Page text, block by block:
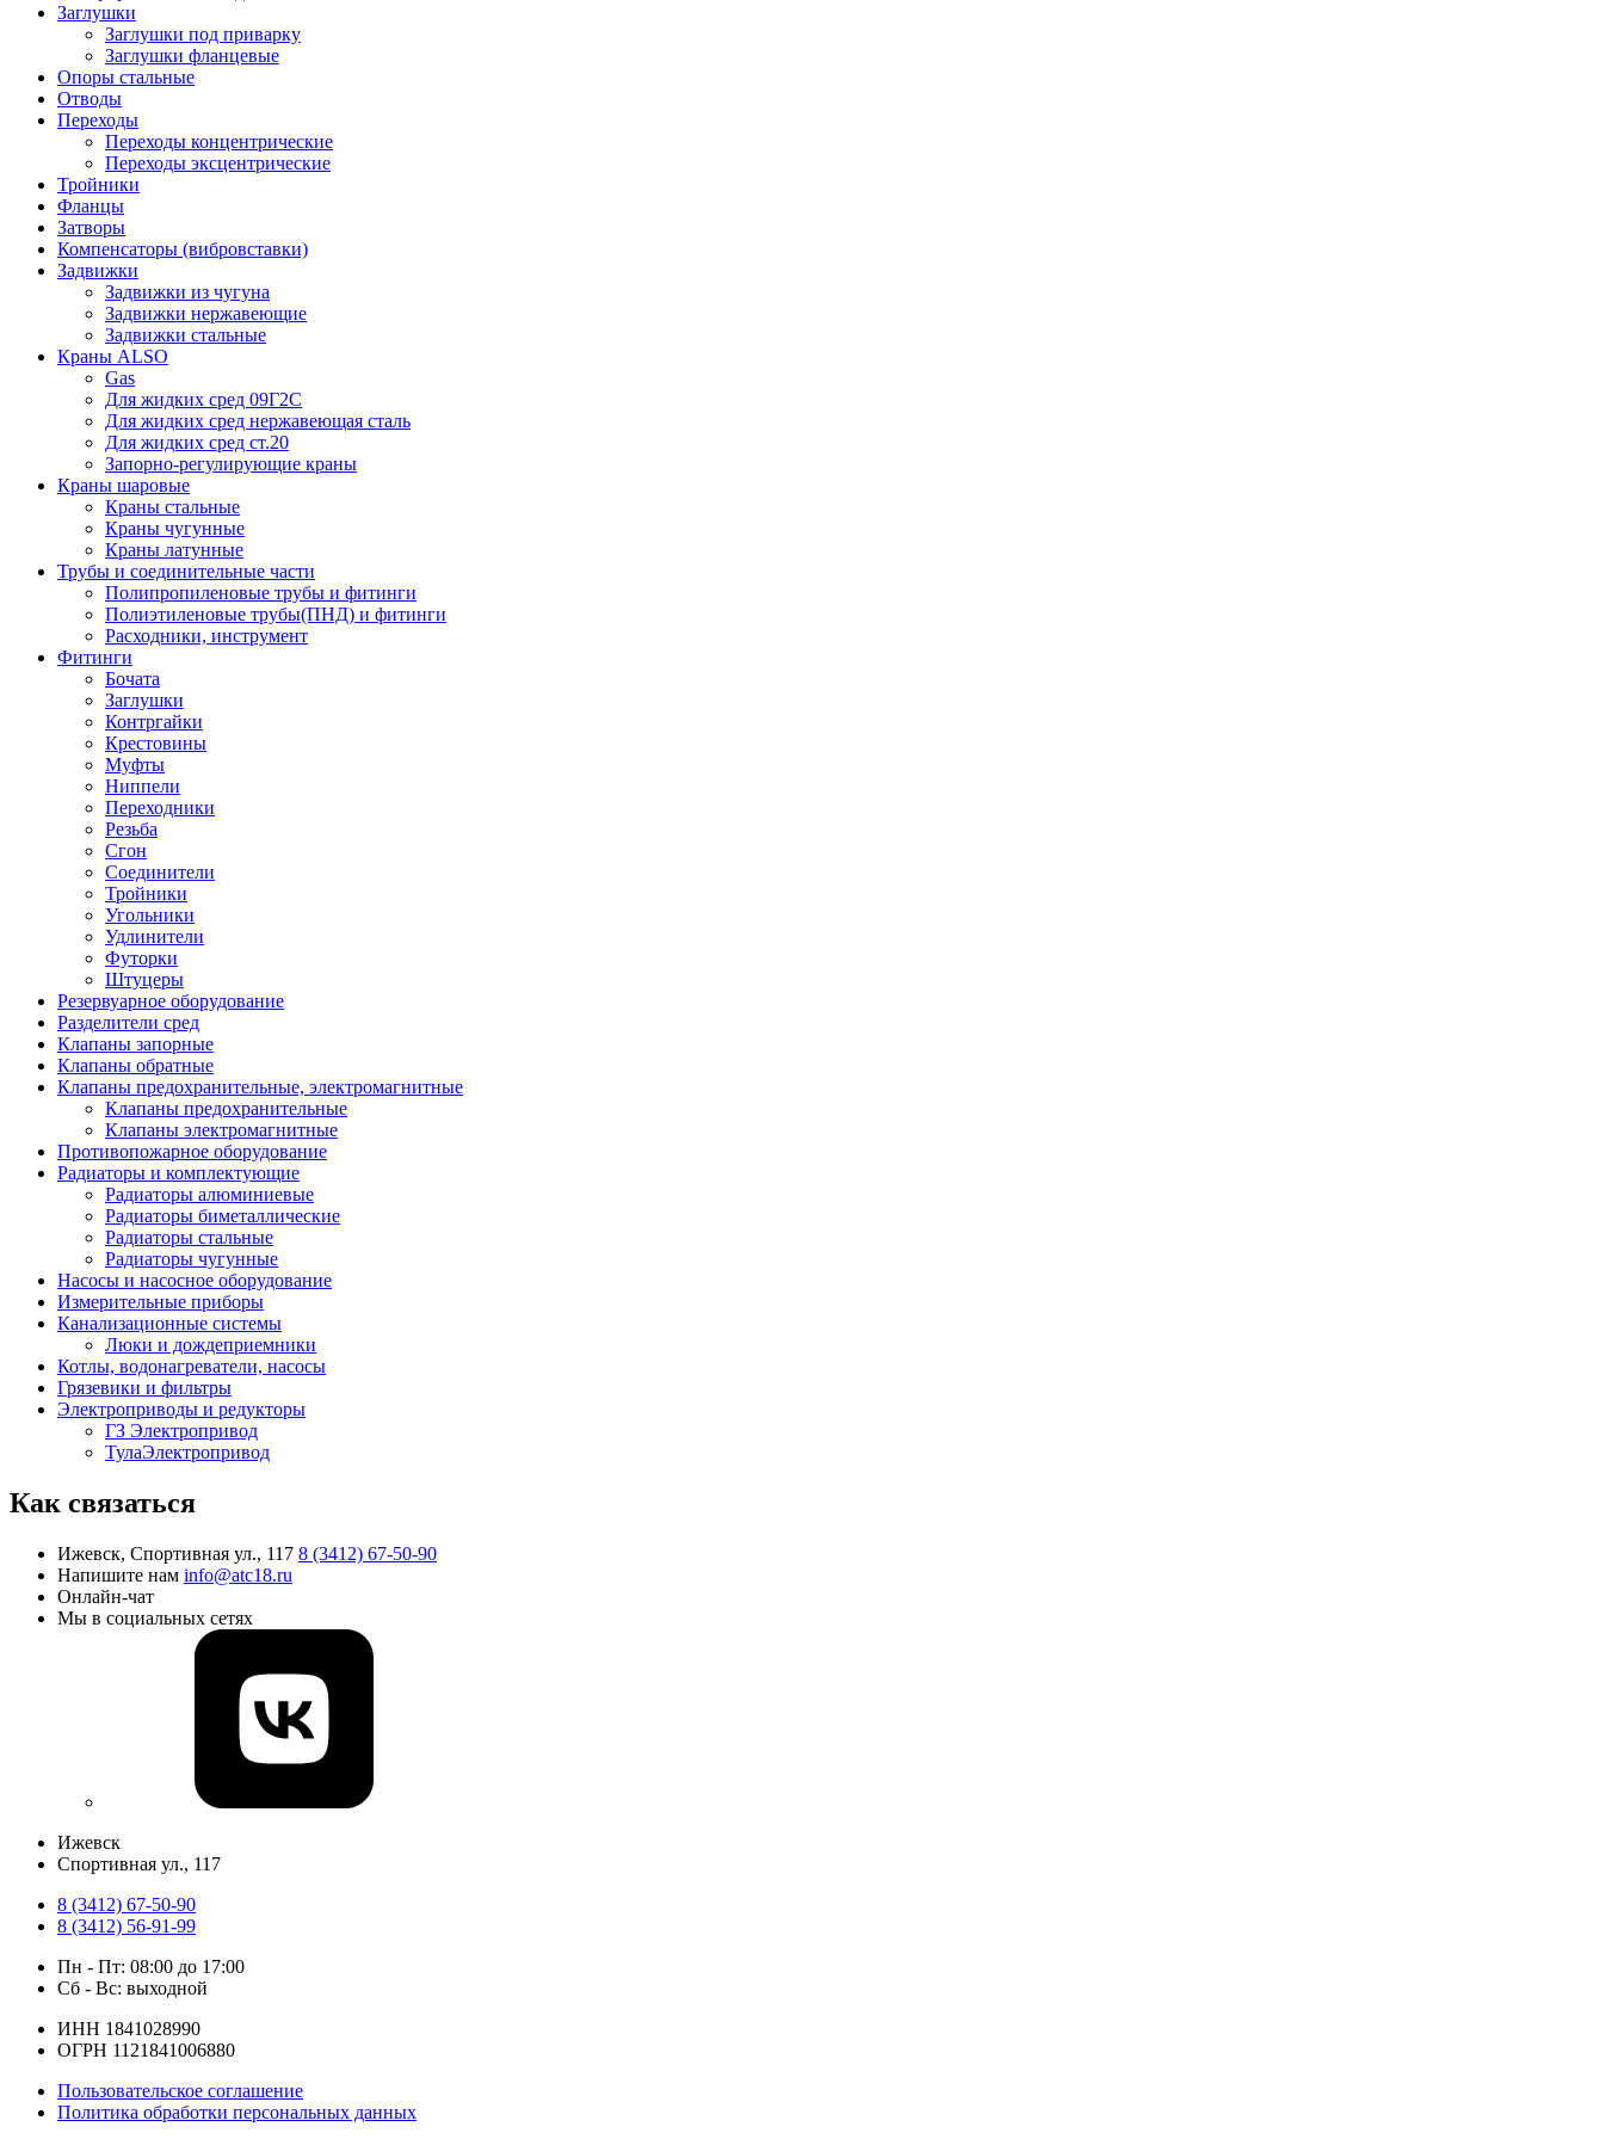
Заглушки
Заглушки под приварку
Заглушки фланцевые
Опоры стальные
Отводы
Переходы
Переходы концентрические
Переходы эксцентрические
Тройники
Фланцы
Затворы
Компенсаторы (вибровставки)
Задвижки
Задвижки из чугуна
Задвижки нержавеющие
Задвижки стальные
Краны ALSO
Gas
Для жидких сред 09Г2С
Для жидких сред нержавеющая сталь
Для жидких сред ст.20
Запорно-регулирующие краны
Краны шаровые
Краны стальные
Краны чугунные
Краны латунные
Трубы и соединительные части
Полипропиленовые трубы и фитинги
Полиэтиленовые трубы(ПНД) и фитинги
Расходники, инструмент
Фитинги
Бочата
Заглушки
Контргайки
Крестовины
Муфты
Ниппели
Переходники
Резьба
Сгон
Соединители
Тройники
Угольники
Удлинители
Футорки
Штуцеры
Резервуарное оборудование
Разделители сред
Клапаны запорные
Клапаны обратные
Клапаны предохранительные, электромагнитные
Клапаны предохранительные
Клапаны электромагнитные
Противопожарное оборудование
Радиаторы и комплектующие
Радиаторы алюминиевые
Радиаторы биметаллические
Радиаторы стальные
Радиаторы чугунные
Насосы и насосное оборудование
Измерительные приборы
Канализационные системы
Люки и дождеприемники
Котлы, водонагреватели, насосы
Грязевики и фильтры
Электроприводы и редукторы
ГЗ Электропривод
ТулаЭлектропривод
Как связаться
Ижевск, Спортивная ул., 117 8 (3412) 67-50-90
Напишите нам info@atc18.ru
Онлайн-чат
Мы в социальных сетях
Ижевск
​Спортивная ул., 117
8 (3412) 67-50-90
8 (3412) 56-91-99
Пн - Пт: 08:00 до 17:00
Сб - Вс: выходной
ИНН 1841028990
ОГРН 1121841006880
Пользовательское соглашение
Политика обработки персональных данных